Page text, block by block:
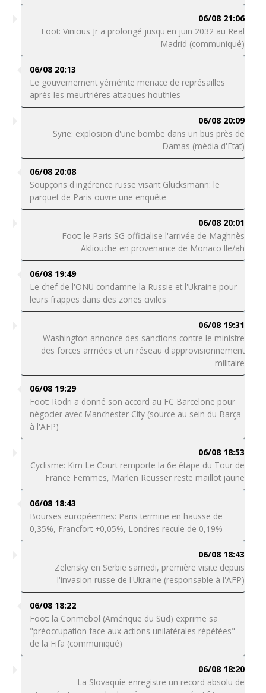
06/08 21:06
Foot: Vinicius Jr a prolongé jusqu'en juin 2032 au Real
Madrid (communiqué)
06/08 20:13
Le gouvernement yéménite menace de représailles
après les meurtrières attaques houthies
06/08 20:09
Syrie: explosion d'une bombe dans un bus près de
Damas (média d'Etat)
06/08 20:08
Soupçons d'ingérence russe visant Glucksmann: le
parquet de Paris ouvre une enquête
06/08 20:01
Foot: le Paris SG officialise l'arrivée de Maghnès
Akliouche en provenance de Monaco lle/ah
06/08 19:49
Le chef de l'ONU condamne la Russie et l'Ukraine pour
leurs frappes dans des zones civiles
06/08 19:31
Washington annonce des sanctions contre le ministre
des forces armées et un réseau d'approvisionnement
militaire
06/08 19:29
Foot: Rodri a donné son accord au FC Barcelone pour
négocier avec Manchester City (source au sein du Barça
à l'AFP)
06/08 18:53
Cyclisme: Kim Le Court remporte la 6e étape du Tour de
France Femmes, Marlen Reusser reste maillot jaune
06/08 18:43
Bourses européennes: Paris termine en hausse de
0,35%, Francfort +0,05%, Londres recule de 0,19%
06/08 18:43
Zelensky en Serbie samedi, première visite depuis
l'invasion russe de l'Ukraine (responsable à l'AFP)
06/08 18:22
Foot: la Conmebol (Amérique du Sud) exprime sa
"préoccupation face aux actions unilatérales répétées"
de la Fifa (communiqué)
06/08 18:20
La Slovaquie enregistre un record absolu de